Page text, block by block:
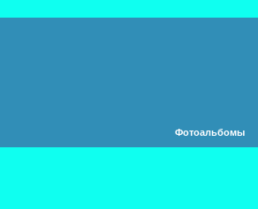
Фотоальбомы